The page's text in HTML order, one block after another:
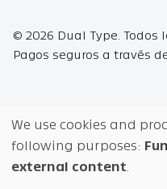
© 2026 Dual Type. Todos
Pagos seguros a través
❦
Use
We use cookies and
following purposes:
external content